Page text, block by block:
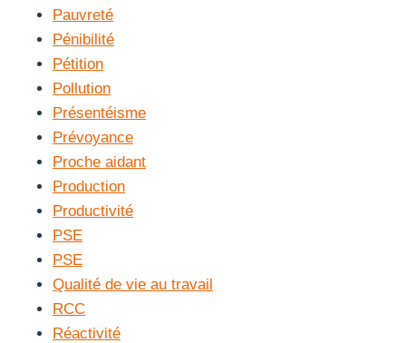
Pauvreté
Pénibilité
Pétition
Pollution
Présentéisme
Prévoyance
Proche aidant
Production
Productivité
PSE
PSE
Qualité de vie au travail
RCC
Réactivité